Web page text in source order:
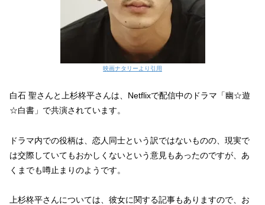
映画ナタリーより引用
白石 聖さんと上杉柊平さんは、Netflixで配信中のドラマ「幽☆遊
☆白書」で共演されています。
ドラマ内での役柄は、恋人同士という訳ではないものの、現実で
は交際していてもおかしくないという意見もあったのですが、あ
くまでも噂止まりのようです。
上杉柊平さんについては、彼女に関する記事もありますので、お